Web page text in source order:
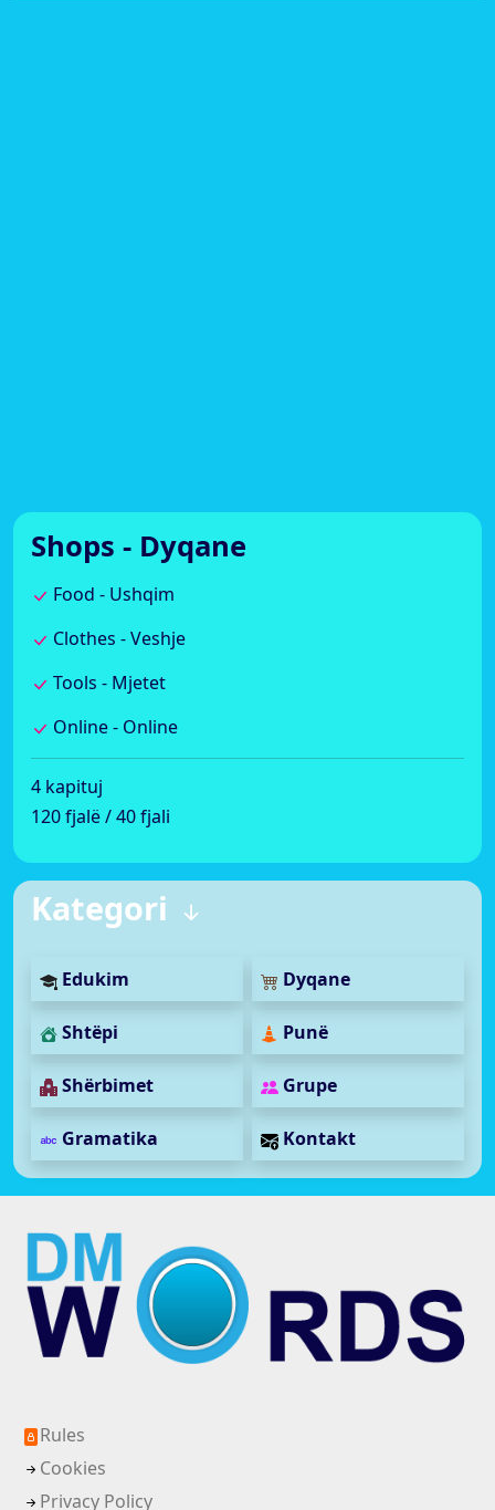
Shops - Dyqane
Food - Ushqim
Clothes - Veshje
Tools - Mjetet
Online - Online
4 kapituj
120 fjalë / 40 fjali
Kategori
Edukim Dyqane
Shtëpi Punë
Shërbimet Grupe
Gramatika Kontakt
Rules
Cookies
Privacy Policy